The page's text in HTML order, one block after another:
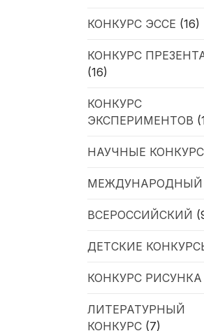
КОНКУРС ЭССЕ (16)
КОНКУРС
(16)
КОНКУРС
ЭКСПЕРИМЕНТОВ
НАУЧНЫЕ
МЕЖДУНАРОДНЫЙ
ВСЕРОССИЙСКИЙ
ДЕТСКИЕ
КОНКУРС РИСУНКА
ЛИТЕРАТУРНЫЙ
КОНКУРС (7)